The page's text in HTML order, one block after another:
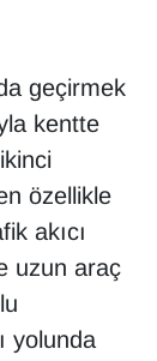
geçirmek
kentte
özellikle
akıcı
uzun araç
yolunda